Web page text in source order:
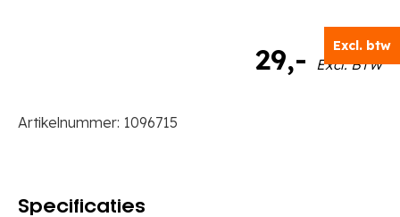
Excl. btw
Artikelnummer: 1096715
29,- Excl. BTW
Specificaties